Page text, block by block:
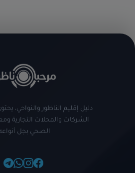
دليل إقليم الناظور والنواحي،
الشركات والمحلات التجارية
الصحي بجل